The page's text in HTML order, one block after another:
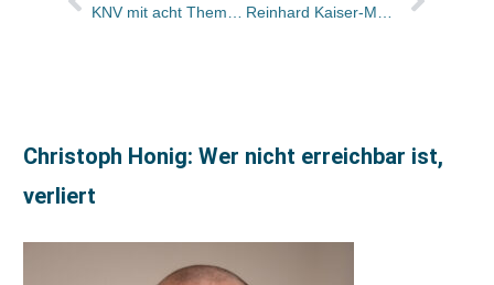
Christoph Honig: Wer nicht erreichbar ist,
verliert